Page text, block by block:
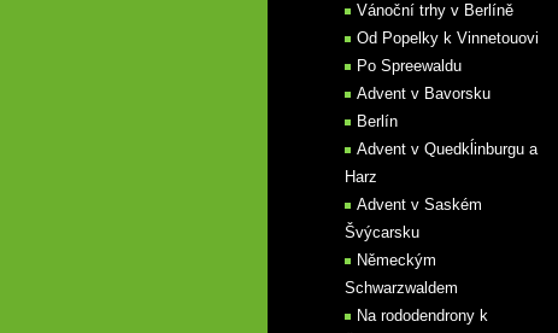
Vánoční trhy v Berlíně
Od Popelky k Vinnetouovi
Po Spreewaldu
Advent v Bavorsku
Berlín
Advent v Quedkĺinburgu a
Harz
Advent v Saském
Švýcarsku
Německým
Schwarzwaldem
Na rododendrony k